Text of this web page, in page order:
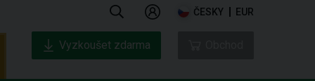
ČESKY EUR
Vyzkoušet zdarma